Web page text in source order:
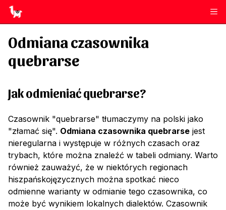
Odmiana czasownika
quebrarse
Jak odmieniaćquebrarse?
Czasownik "quebrarse" tłumaczymy na polski jako
"złamać się". Odmiana czasownika quebrarse jest
nieregularna i występuje w różnych czasach oraz
trybach, które można znaleźć w tabeli odmiany. Warto
również zauważyć, że w niektórych regionach
hiszpańskojęzycznych można spotkać nieco
odmienne warianty w odmianie tego czasownika, co
może być wynikiem lokalnych dialektów. Czasownik